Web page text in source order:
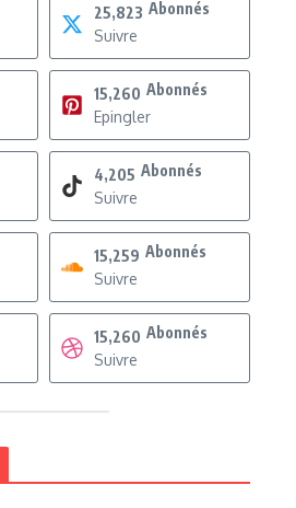
25,823 Abonnés
Suivre
15,260 Abonnés
Epingler
4,205 Abonnés
Suivre
15,259 Abonnés
Suivre
15,260 Abonnés
Suivre